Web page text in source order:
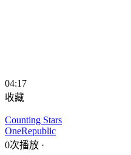
04:17
收藏
Counting Stars
OneRepublic
0次播放 ·